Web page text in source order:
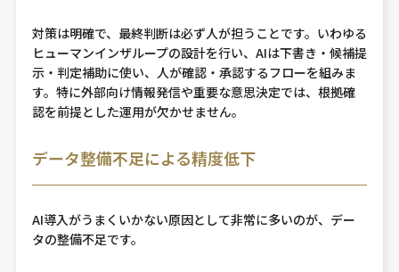
対策は明確で、最終判断は必ず人が担うことです。いわゆる
ヒューマンインザループの設計を行い、AIは下書き・候補提
示・判定補助に使い、人が確認・承認するフローを組みま
す。特に外部向け情報発信や重要な意思決定では、根拠確
認を前提とした運用が欠かせません。
データ整備不足による精度低下
AI導入がうまくいかない原因として非常に多いのが、デー
タの整備不足です。